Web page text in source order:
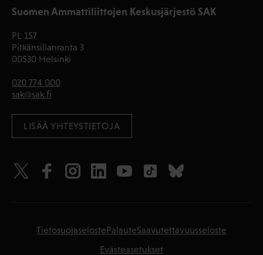
Suomen Ammattiliittojen Keskusjärjestö SAK
PL 157
Pitkänsillanranta 3
00530 Helsinki
020 774 000
sak@sak.fi
LISÄÄ YHTEYSTIETOJA
TietosuojaselostePalauteSaavutettavuusseloste
Evästeasetukset